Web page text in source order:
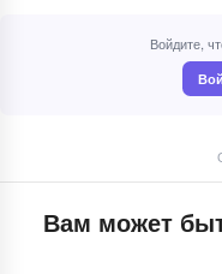
Войдите,
Вам может